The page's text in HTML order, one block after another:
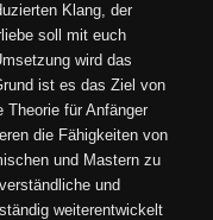
Klang, der
soll mit euch
wird das
ist es das Ziel von
Theorie für Anfänger
die Fähigkeiten von
und Mastern zu
und
weiterentwickelt